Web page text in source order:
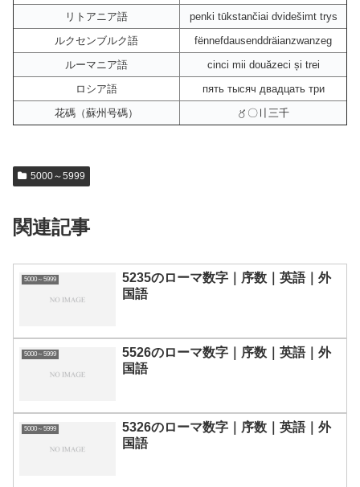
リトアニア語
penki tūkstančiai dvidešimt trys
ルクセンブルク語
fënnefdausenddräianzwanzeg
ルーマニア語
cinci mii douăzeci și trei
ロシア語
пять тысяч двадцать три
花碼（蘇州号碼）
〥〇〢三千
5000～5999
関連記事
5000～5999
5235のローマ数字｜序数｜英語｜外
国語
5000～5999
5526のローマ数字｜序数｜英語｜外
国語
5000～5999
5326のローマ数字｜序数｜英語｜外
国語